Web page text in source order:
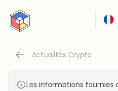
CryptoTicker
Actualités Crypto
Les informations fournies